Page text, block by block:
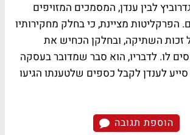
לבין ענדן, המסמכים המזויפים
הפרקליטות מציינת, כי בחלק מחקירותיו
זכות השתיקה, ובחלקן הכחיש את
לו. לדבריו, הוא סבר שמדובר בעסקה
לענדן לקבל כספים שלטענתו הגיעו
הוספת תגובה